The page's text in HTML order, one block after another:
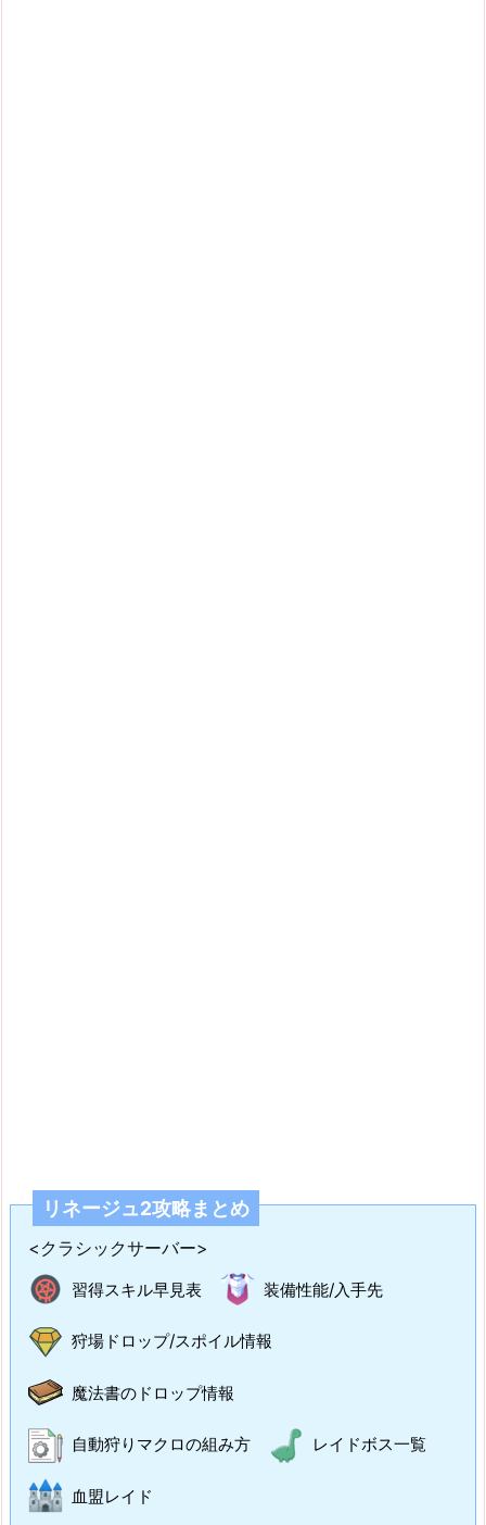
リネージュ2攻略まとめ
<クラシックサーバー>
習得スキル早見表 装備性能/入手先
狩場ドロップ/スポイル情報
魔法書のドロップ情報
自動狩りマクロの組み方 レイドボス一覧
血盟レイド